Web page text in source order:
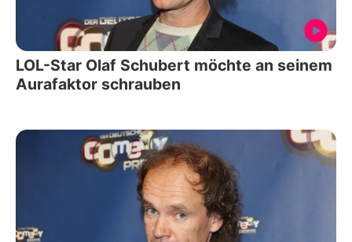
LOL-Star Olaf Schubert möchte an seinem
Aurafaktor schrauben